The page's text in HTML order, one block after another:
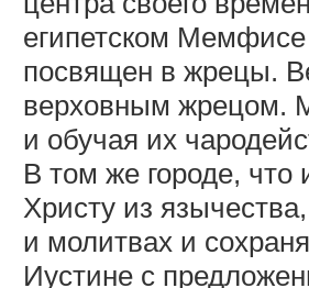
египетском
посвящен в жрецы.
верховным жрецом.
и обучая их
В том же городе,
Христу из
и молитвах и
Иустине с